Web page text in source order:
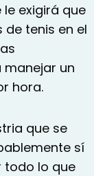
exigirá que
tenis en el
manejar un
hora.
que se
sí
todo lo que